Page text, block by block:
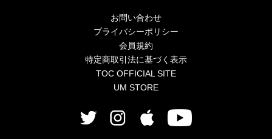
お問い合わせ
プライバシーポリシー
会員規約
特定商取引法に基づく表示
TOC OFFICIAL SITE
UM STORE